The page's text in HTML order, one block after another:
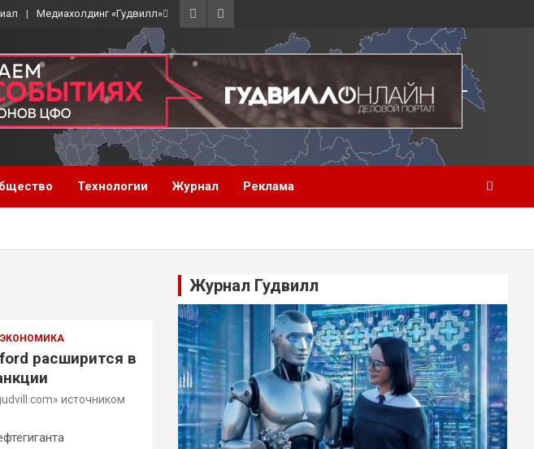
Медиахолдинг «Гудвилл»
Технологии Журнал Реклама
ЭКОНОМИКА
расширится в
источником
Журнал Гудвилл